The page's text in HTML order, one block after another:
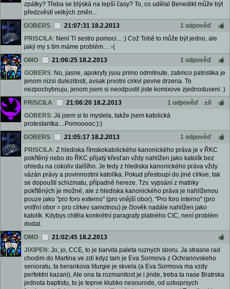
zpátky? Třeba se blýská na lepší časy? To, co udělal Benedikt může být
předzvěstí velkých změn...
GOBERS
21:07:31 18.2.2013
1 odpověď
PRISCILA: Není Ti sestro pomoci... :) Což Tobě to může být jedno, ale
jaký my s tím máme problém... :-(
OMO
21:06:25 18.2.2013
1 odpověď
GOBERS: No, jasne, apokryfy jsou primo odmitnute, zatimco patristika je
jenom nizsi dulezitosti, avsak prvotni cirkvi pevne drzena. To
nezpochybnuju, jenom jsem si neodpustil jiste komixove zjednoduseni :)
PRISCILA
21:06:20 18.2.2013 1 odpověď
±0
GOBERS: Já jsem si to myslela, takže jsem katolická
protestantka....Pomooooc:):)
GOBERS
21:05:17 18.2.2013
1 odpověď
PRISCILA: Z hlediska římskokatolického kanonického práva je v ŘKC
pokřtěný nebo do ŘKC přijatý křesťan vždy nahlížen jako katolík bez
ohledu na cokoliv dalšího. Je tedy z hlediska kanonického práva vždy
vázán právy a povinnostmi katolíka. Pokud přestoupí do jiné církve, tak
se dopouští schizmatu, případně hereze. Tzv. vypsání z matriky
pokřtěných je možné, ale z hlediska kanonického práva je nahlíženou
pouze jako "pro foro externo" (pro vnější obor). "Pro foro interno" (pro
vnitřní obor = pro církev samotnou) je člověk nadále nahlížen jako
katolík. Kdybys chtěla konkrétní paragrafy platného CIC, není problém
dodat.
OMO
21:02:45 18.2.2013
JIXIPEN : Jo, jo, CCE, to je barvita paleta ruznych sboru. Ja strasne rad
chodim do Martina ve zdi kdyz tam je Eva Sormova z Ochranovskeho
senioratu, ta berankova liturgie je skvela (a Eva Sormova ma vzdy
perfektni kazani). Ale ona ta rozmanitost je i jinde, treba ta nase Bratrska
jednota baptistu, to je teprve klubko nesourode, od uzkoprsych